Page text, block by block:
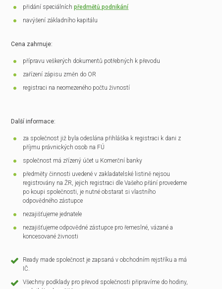
přidání speciálníchpředmětů podnikání
navýšení základního kapitálu
Cena zahrnuje:
přípravu veškerých dokumentů potřebných k převodu
zařízení zápisu změn do OR
registraci na neomezeného počtu živností
Další informace:
za společnost již byla odeslána přihláška k registraci k dani z
příjmu právnických osob na FÚ
společnost má zřízený účet u Komerční banky
předměty činnosti uvedené v zakladatelské listině nejsou
registrovány na ŽR, jejich registraci dle Vašeho přání provedeme
po koupi společnosti, je nutné obstarat si vlastního
odpovědného zástupce
nezajišťujeme jednatele
nezajišťujeme odpovědné zástupce pro řemeslné, vázané a
koncesované živnosti
Ready made společnost je zapsaná v obchodním rejstříku a má
IČ.
Všechny podklady pro převod společnosti připravíme do hodiny,